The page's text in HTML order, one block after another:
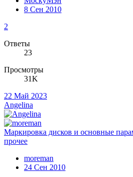
8 Сен 2010
2
Ответы
23
Просмотры
31K
22 Май 2023
Angelina
Маркировка дисков и основные
прочее
moreman
24 Сен 2010